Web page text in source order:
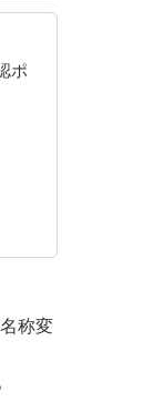
ポ
称変